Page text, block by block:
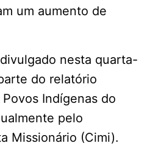
um aumento de
nesta quarta-
do relatório
Indígenas do
pelo
Missionário (Cimi).